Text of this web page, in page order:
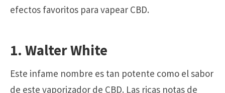
efectos favoritos para vapear CBD.
1. Walter White
Este infame nombre es tan potente como el sabor
de este vaporizador de CBD. Las ricas notas de